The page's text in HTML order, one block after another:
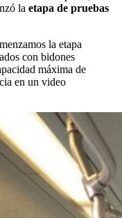
la etapa de pruebas
la etapa
con bidones
máxima de
en un video